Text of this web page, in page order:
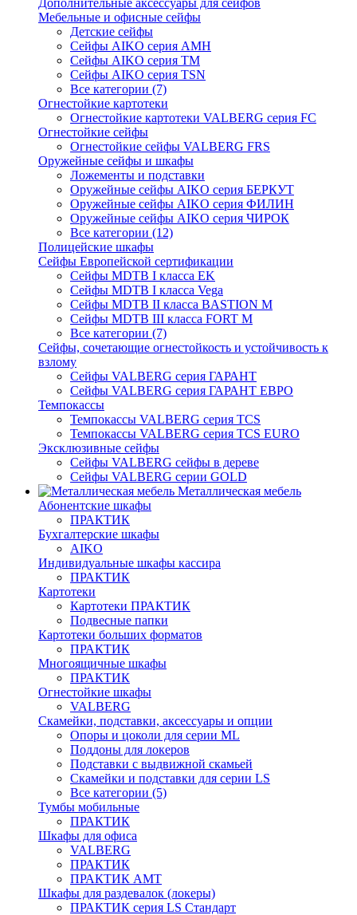
Дополнительные аксессуары для сейфов
Мебельные и офисные сейфы
Детские сейфы
Сейфы AIKO серия AMH
Сейфы AIKO серия TM
Сейфы AIKO серия TSN
Все категории (7)
Огнестойкие картотеки
Огнестойкие картотеки VALBERG серия FC
Огнестойкие сейфы
Огнестойкие сейфы VALBERG FRS
Оружейные сейфы и шкафы
Ложементы и подставки
Оружейные сейфы AIKO серия БЕРКУТ
Оружейные сейфы AIKO серия ФИЛИН
Оружейные сейфы AIKO серия ЧИРОК
Все категории (12)
Полицейские шкафы
Сейфы Европейской сертификации
Сейфы MDTB I класса EK
Сейфы MDTB I класса Vega
Сейфы MDTB II класса BASTION M
Сейфы MDTB III класса FORT M
Все категории (7)
Сейфы, сочетающие огнестойкость и устойчивость к
взлому
Сейфы VALBERG серия ГАРАНТ
Сейфы VALBERG серия ГАРАНТ ЕВРО
Темпокассы
Темпокассы VALBERG серия TCS
Темпокассы VALBERG серия TCS EURO
Эксклюзивные сейфы
Сейфы VALBERG сейфы в дереве
Сейфы VALBERG серии GOLD
Металлическая мебель
Абонентские шкафы
ПРАКТИК
Бухгалтерские шкафы
AIKO
Индивидуальные шкафы кассира
ПРАКТИК
Картотеки
Картотеки ПРАКТИК
Подвесные папки
Картотеки больших форматов
ПРАКТИК
Многоящичные шкафы
ПРАКТИК
Огнестойкие шкафы
VALBERG
Скамейки, подставки, аксессуары и опции
Опоры и цоколи для серии ML
Поддоны для локеров
Подставки с выдвижной скамьей
Скамейки и подставки для серии LS
Все категории (5)
Тумбы мобильные
ПРАКТИК
Шкафы для офиса
VALBERG
ПРАКТИК
ПРАКТИК AMT
Шкафы для раздевалок (локеры)
ПРАКТИК cерия LS Стандарт